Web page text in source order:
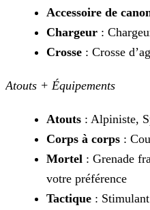
Accessoire de
Chargeur :
Crosse : Crosse
Atouts + Équipements
Atouts : Alpiniste,
Corps à corps :
Mortel : Grenade
votre préférence
Tactique : Stimulant